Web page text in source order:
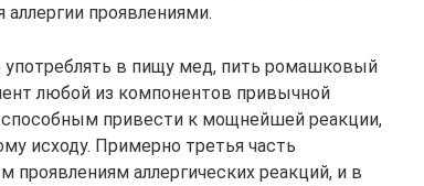
проявлениями.
в пищу мед, пить ромашковый
любой из компонентов привычной
привести к мощнейшей реакции,
исходу. Примерно третья часть
аллергических реакций, и в